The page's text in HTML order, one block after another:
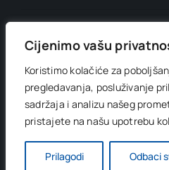
Cijenimo vašu
Koristimo kolačiće za
pregledavanja, posluživanje
sadržaja i analizu našeg
pristajete na našu upotrebu
Prilagodi Odbaci
Info brojevi
Developed by